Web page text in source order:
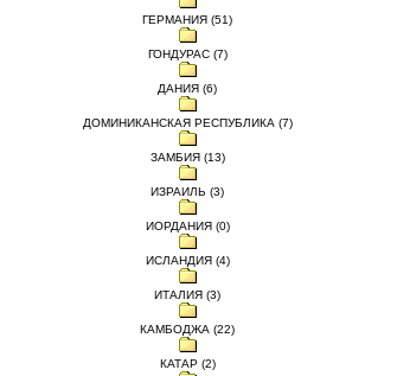
ГЕРМАНИЯ (51)
ГОНДУРАС (7)
ДАНИЯ (6)
ДОМИНИКАНСКАЯ РЕСПУБЛИКА (7)
ЗАМБИЯ (13)
ИЗРАИЛЬ (3)
ИОРДАНИЯ (0)
ИСЛАНДИЯ (4)
ИТАЛИЯ (3)
КАМБОДЖА (22)
КАТАР (2)